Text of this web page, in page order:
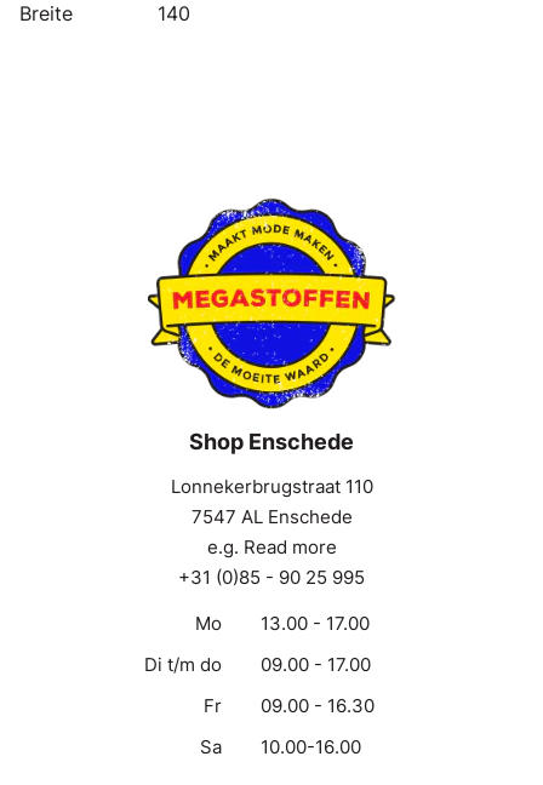
Breite 140
Shop Enschede
Lonnekerbrugstraat 110
7547 AL Enschede
e.g. Read more
+31 (0)85 - 90 25 995
Mo
13.00 - 17.00
Di t/m do
09.00 - 17.00
Fr
09.00 - 16.30
Sa
10.00-16.00